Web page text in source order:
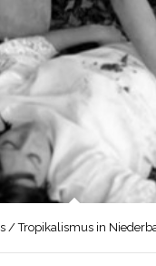
/ Tropikalismus in